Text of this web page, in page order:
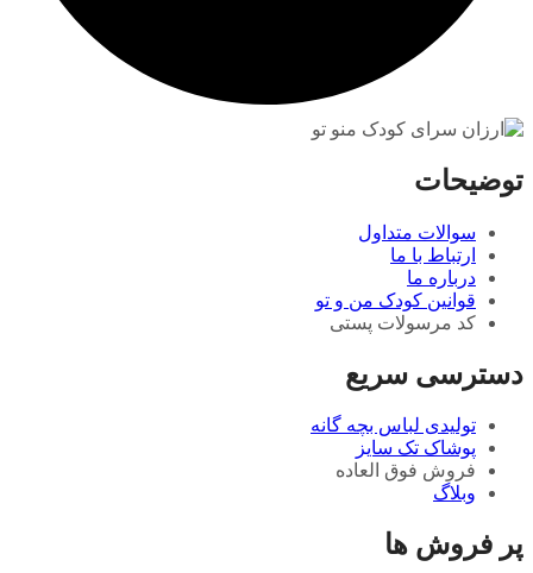
توضیحات
سوالات متداول
ارتباط با ما
درباره ما
قوانین کودک من و تو
کد مرسولات پستی
دسترسی سریع
تولیدی لباس بچه گانه
پوشاک تک سایز
فروش فوق العاده
وبلاگ
پر فروش ها